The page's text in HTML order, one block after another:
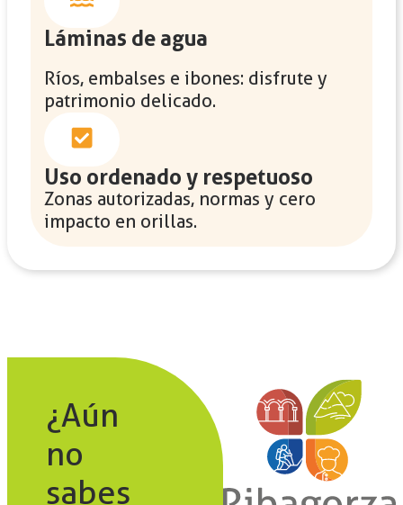
Láminas de agua
Ríos, embalses e ibones: disfrute y
patrimonio delicado.
Uso ordenado y respetuoso
Zonas autorizadas, normas y cero
impacto en orillas.
¿Aún
no
sabes